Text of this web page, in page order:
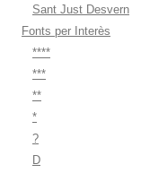
Sant Just Desvern
Fonts per Interès
****
***
**
*
?
D